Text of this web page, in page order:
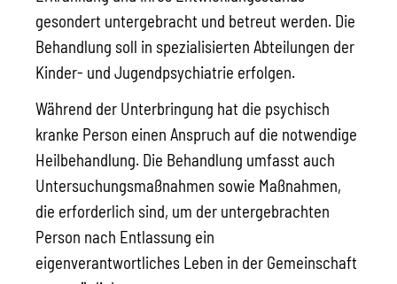
gesondert untergebracht und betreut werden. Die
Behandlung soll in spezialisierten Abteilungen der
Kinder- und Jugendpsychiatrie erfolgen.
Während der Unterbringung hat die psychisch
kranke Person einen Anspruch auf die notwendige
Heilbehandlung. Die Behandlung umfasst auch
Untersuchungsmaßnahmen sowie Maßnahmen,
die erforderlich sind, um der untergebrachten
Person nach Entlassung ein
eigenverantwortliches Leben in der Gemeinschaft